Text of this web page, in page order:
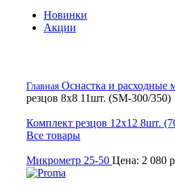
Новинки
Акции
Главная Оснастка и расходные
резцов 8х8 11шт. (SM-300/350)
Комплект резцов 12х12 8шт.
Все товары
Микрометр 25-50 Цена: 2 080